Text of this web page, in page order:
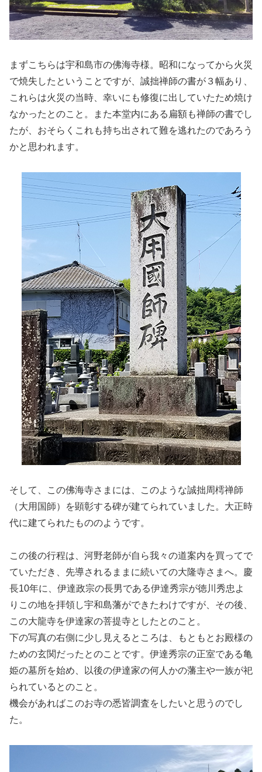
まずこちらは宇和島市の佛海寺様。昭和になってから火災
で焼失したということですが、誠拙禅師の書が３幅あり、
これらは火災の当時、幸いにも修復に出していたため焼け
なかったとのこと。また本堂内にある扁額も禅師の書でし
たが、おそらくこれも持ち出されて難を逃れたのであろう
かと思われます。
そして、この佛海寺さまには、このような誠拙周樗禅師
（大用国師）を顕彰する碑が建てられていました。大正時
代に建てられたもののようです。
この後の行程は、河野老師が自ら我々の道案内を買ってで
ていただき、先導されるままに続いての大隆寺さまへ。慶
長10年に、伊達政宗の長男である伊達秀宗が徳川秀忠よ
りこの地を拝領し宇和島藩ができたわけですが、その後、
この大龍寺を伊達家の菩提寺としたとのこと。
下の写真の右側に少し見えるところは、もともとお殿様の
ための玄関だったとのことです。伊達秀宗の正室である亀
姫の墓所を始め、以後の伊達家の何人かの藩主や一族が祀
られているとのこと。
機会があればこのお寺の悉皆調査をしたいと思うのでし
た。